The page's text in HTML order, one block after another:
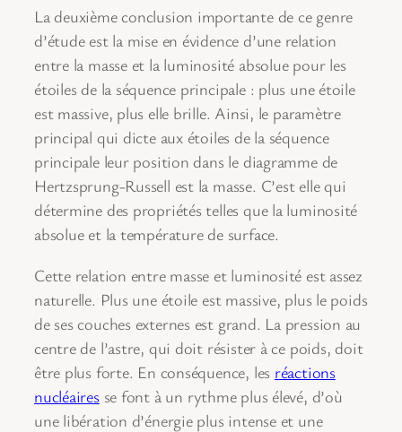
La deuxième conclusion importante de ce genre
d’étude est la mise en évidence d’une relation
entre la masse et la luminosité absolue pour les
étoiles de la séquence principale : plus une étoile
est massive, plus elle brille. Ainsi, le paramètre
principal qui dicte aux étoiles de la séquence
principale leur position dans le diagramme de
Hertzsprung-Russell est la masse. C’est elle qui
détermine des propriétés telles que la luminosité
absolue et la température de surface.
Cette relation entre masse et luminosité est assez
naturelle. Plus une étoile est massive, plus le poids
de ses couches externes est grand. La pression au
centre de l’astre, qui doit résister à ce poids, doit
être plus forte. En conséquence, les réactions
nucléairesse font à un rythme plus élevé, d’où
une libération d’énergie plus intense et une